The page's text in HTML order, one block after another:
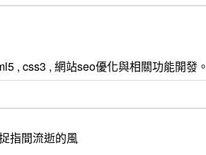
, css3 , 網站seo優化與相關功能開發。
指間流逝的風